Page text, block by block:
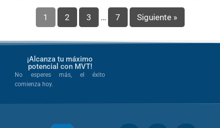
1 2 3 … 7 Siguiente »
¡Alcanza tu máximo
potencial con MVT!
No esperes más, el éxito
comienza hoy.